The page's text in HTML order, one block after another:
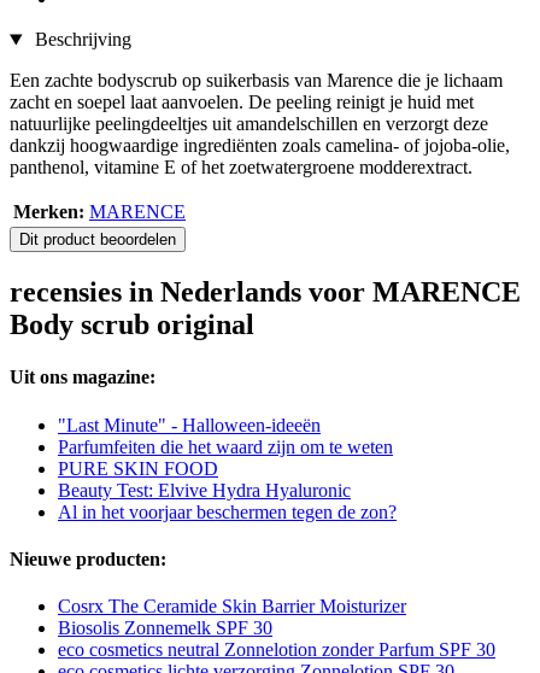
Beschrijving
Een zachte bodyscrub op suikerbasis van Marence die je lichaam
zacht en soepel laat aanvoelen. De peeling reinigt je huid met
natuurlijke peelingdeeltjes uit amandelschillen en verzorgt deze
dankzij hoogwaardige ingrediënten zoals camelina- of jojoba-olie,
panthenol, vitamine E of het zoetwatergroene modderextract.
Merken: MARENCE
Dit product beoordelen
recensies in Nederlands voor MARENCE
Body scrub original
Uit ons magazine:
"Last Minute" - Halloween-ideeën
Parfumfeiten die het waard zijn om te weten
PURE SKIN FOOD
Beauty Test: Elvive Hydra Hyaluronic
Al in het voorjaar beschermen tegen de zon?
Nieuwe producten:
Cosrx The Ceramide Skin Barrier Moisturizer
Biosolis Zonnemelk SPF 30
eco cosmetics neutral Zonnelotion zonder Parfum SPF 30